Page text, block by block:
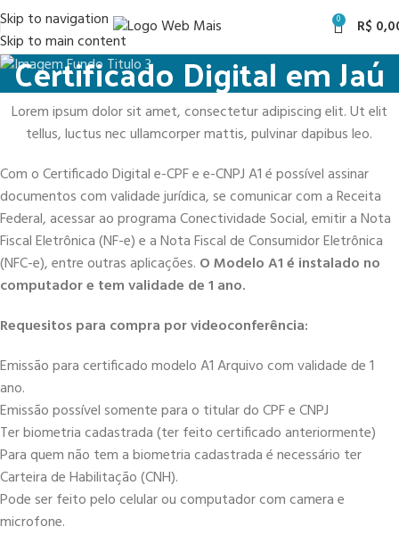
Skip to navigation
Skip to main content
0 R$
Certificado Digital em Jaú
Lorem ipsum dolor sit amet, consectetur adipiscing elit. Ut elit
tellus, luctus nec ullamcorper mattis, pulvinar dapibus leo.
Com o Certificado Digital e-CPF e e-CNPJ A1 é possível assinar
documentos com validade jurídica, se comunicar com a Receita
Federal, acessar ao programa Conectividade Social, emitir a Nota
Fiscal Eletrônica (NF-e) e a Nota Fiscal de Consumidor Eletrônica
(NFC-e), entre outras aplicações. O Modelo A1 é instalado no
computador e tem validade de 1 ano.
Requesitos para compra por videoconferência:
Emissão para certificado modelo A1 Arquivo com validade de 1
ano.
Emissão possível somente para o titular do CPF e CNPJ
Ter biometria cadastrada (ter feito certificado anteriormente)
Para quem não tem a biometria cadastrada é necessário ter
Carteira de Habilitação (CNH).
Pode ser feito pelo celular ou computador com camera e
microfone.